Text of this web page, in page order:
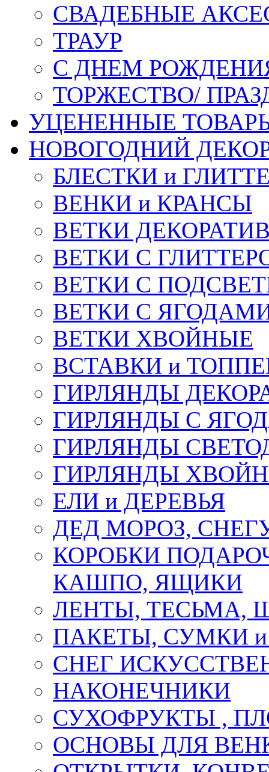
СВАДЕБНЫЕ
ТРАУР
С ДНЕМ
ТОРЖЕСТВО/
УЦЕНЕННЫЕ
НОВОГОДНИЙ
БЛЕСТКИ и
ВЕНКИ и КРАНСЫ
ВЕТКИ
ВЕТКИ С
ВЕТКИ С
ВЕТКИ С
ВЕТКИ ХВОЙНЫЕ
ВСТАВКИ и
ГИРЛЯНДЫ
ГИРЛЯНДЫ С
ГИРЛЯНДЫ
ГИРЛЯНДЫ
ЕЛИ и ДЕРЕВЬЯ
ДЕД МОРОЗ,
КОРОБКИ
КАШПО, ЯЩИКИ
ЛЕНТЫ, ТЕСЬМА,
ПАКЕТЫ, СУМКИ
СНЕГ
НАКОНЕЧНИКИ
СУХОФРУКТЫ ,
ОСНОВЫ ДЛЯ